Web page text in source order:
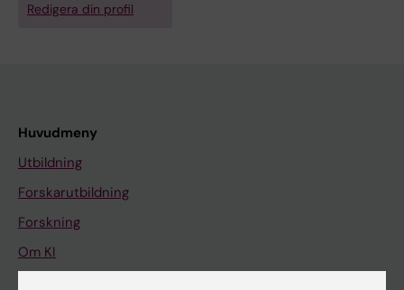
Redigera din profil
Huvudmeny
Utbildning
Forskarutbildning
Forskning
Om KI